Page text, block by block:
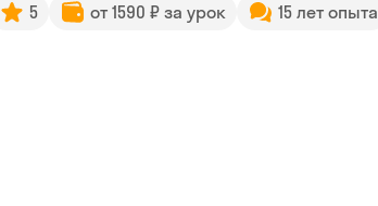
5 от 1590 ₽ за урок 15 лет опыта